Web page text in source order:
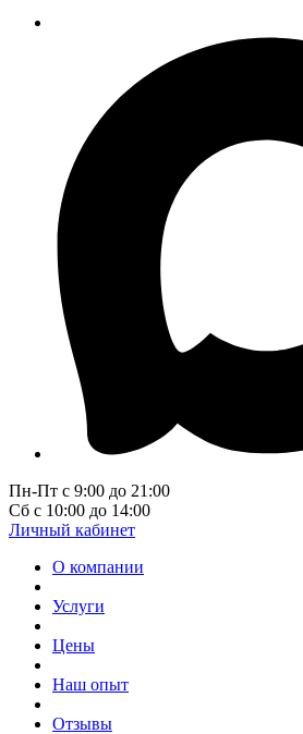
Пн-Пт с 9:00 до 21:00
Сб с 10:00 до 14:00
Личный кабинет
О компании
Услуги
Цены
Наш опыт
Отзывы